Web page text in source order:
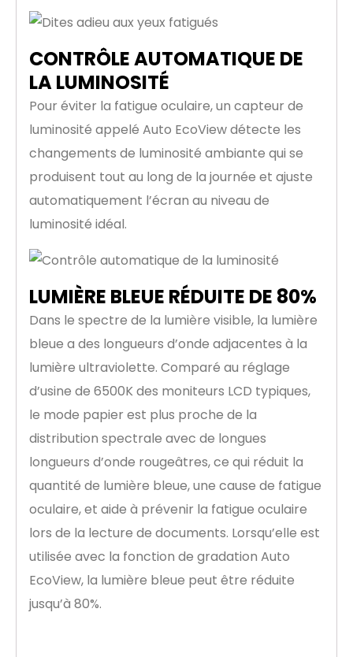
CONTRÔLE AUTOMATIQUE DE
LA LUMINOSITÉ
Pour éviter la fatigue oculaire, un capteur de
luminosité appelé Auto EcoView détecte les
changements de luminosité ambiante qui se
produisent tout au long de la journée et ajuste
automatiquement l’écran au niveau de
luminosité idéal.
LUMIÈRE BLEUE RÉDUITE DE 80%
Dans le spectre de la lumière visible, la lumière
bleue a des longueurs d’onde adjacentes à la
lumière ultraviolette. Comparé au réglage
d’usine de 6500K des moniteurs LCD typiques,
le mode papier est plus proche de la
distribution spectrale avec de longues
longueurs d’onde rougeâtres, ce qui réduit la
quantité de lumière bleue, une cause de fatigue
oculaire, et aide à prévenir la fatigue oculaire
lors de la lecture de documents. Lorsqu’elle est
utilisée avec la fonction de gradation Auto
EcoView, la lumière bleue peut être réduite
jusqu’à 80%.